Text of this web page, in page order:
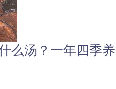
么汤？一年四季